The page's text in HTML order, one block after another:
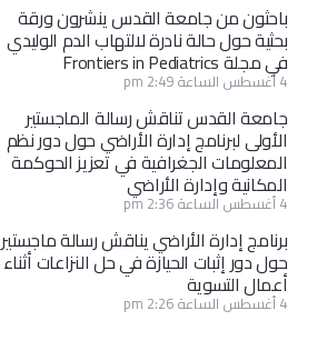
باحثون من جامعة القدس ينشرون ورقة
بحثية حول حالة نادرة لالتهاب الدم الوليدي
في مجلة Frontiers in Pediatrics
4 أغسطس الساعة 2:49 pm
جامعة القدس تناقش رسالة الماجستير
الأولى لبرنامج إدارة الأراضي حول دور نظم
المعلومات الجغرافية في تعزيز الحوكمة
المكانية وإدارة الأراضي
4 أغسطس الساعة 2:36 pm
برنامج إدارة الأراضي يناقش رسالة ماجستير
حول دور إثبات الحيازة في حل النزاعات أثناء
أعمال التسوية
4 أغسطس الساعة 2:26 pm